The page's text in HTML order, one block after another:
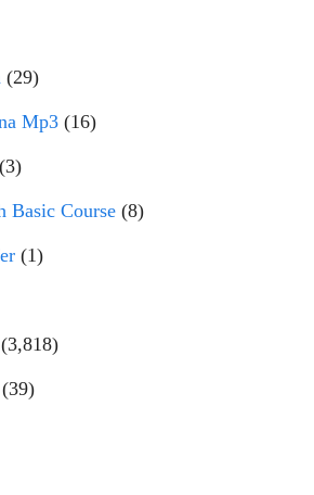
(29)
Mp3 (16)
(3)
Basic Course (8)
(1)
(3,818)
(39)